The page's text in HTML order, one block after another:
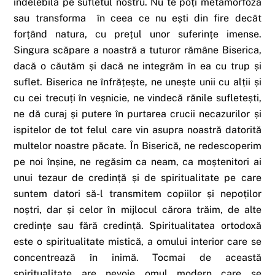
sau transforma în ceea ce nu ești din fire decât
forțând natura, cu prețul unor suferințe imense.
Singura scăpare a noastră a tuturor rămâne Biserica,
dacă o căutăm și dacă ne integrăm în ea cu trup și
suflet. Biserica ne înfrățește, ne unește unii cu alții și
cu cei trecuți în veșnicie, ne vindecă rănile sufletești,
ne dă curaj și putere în purtarea crucii necazurilor și
ispitelor de tot felul care vin asupra noastră datorită
multelor noastre păcate. În Biserică, ne redescoperim
pe noi înșine, ne regăsim ca neam, ca moștenitori ai
unui tezaur de credință și de spiritualitate pe care
suntem datori să-l transmitem copiilor și nepoților
noștri, dar și celor în mijlocul cărora trăim, de alte
credințe sau fără credință. Spiritualitatea ortodoxă
este o spiritualitate mistică, a omului interior care se
concentrează în inimă. Tocmai de această